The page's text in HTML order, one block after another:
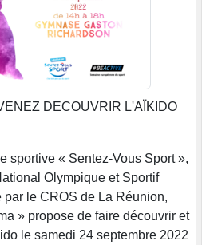
DECOUVRIR L'AÏKIDO
sportive « Sentez-Vous Sport »,
Olympique et Sportif
le CROS de La Réunion,
» propose de faire découvrir et
le samedi 24 septembre 2022